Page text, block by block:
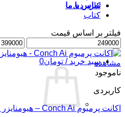
تماس با ما
ورود / عضویت
سبد خرید / تومان0
کاربردی
کتاب
فیلتر بر اساس قیمت
حداقل
قیمت
حداکثر
قیمت
مشاهده
ناموجود
کاربردی
اکانت پرمیوم Conch Ai – هیومنایزر و هوش مصنوعی رایتینگ